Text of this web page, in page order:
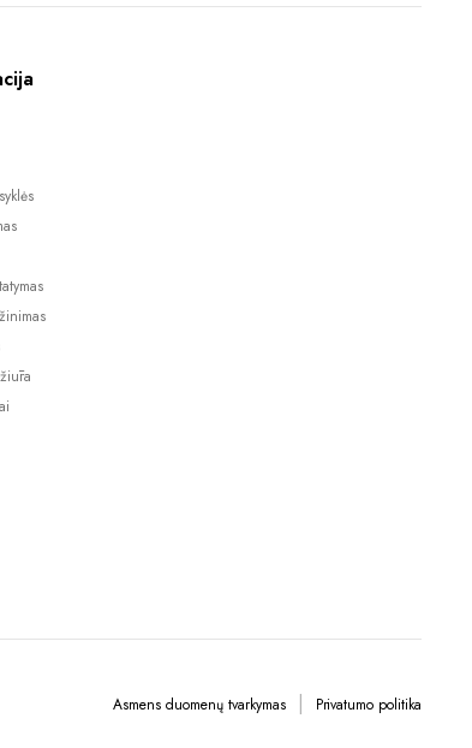
Asmens duomenų tvarkymas Privatumo politika